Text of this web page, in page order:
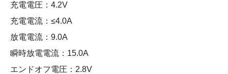
充電電圧：4.2V
充電電流：≤4.0A
放電電流：9.0A
瞬時放電電流：15.0A
エンドオフ電圧：2.8V